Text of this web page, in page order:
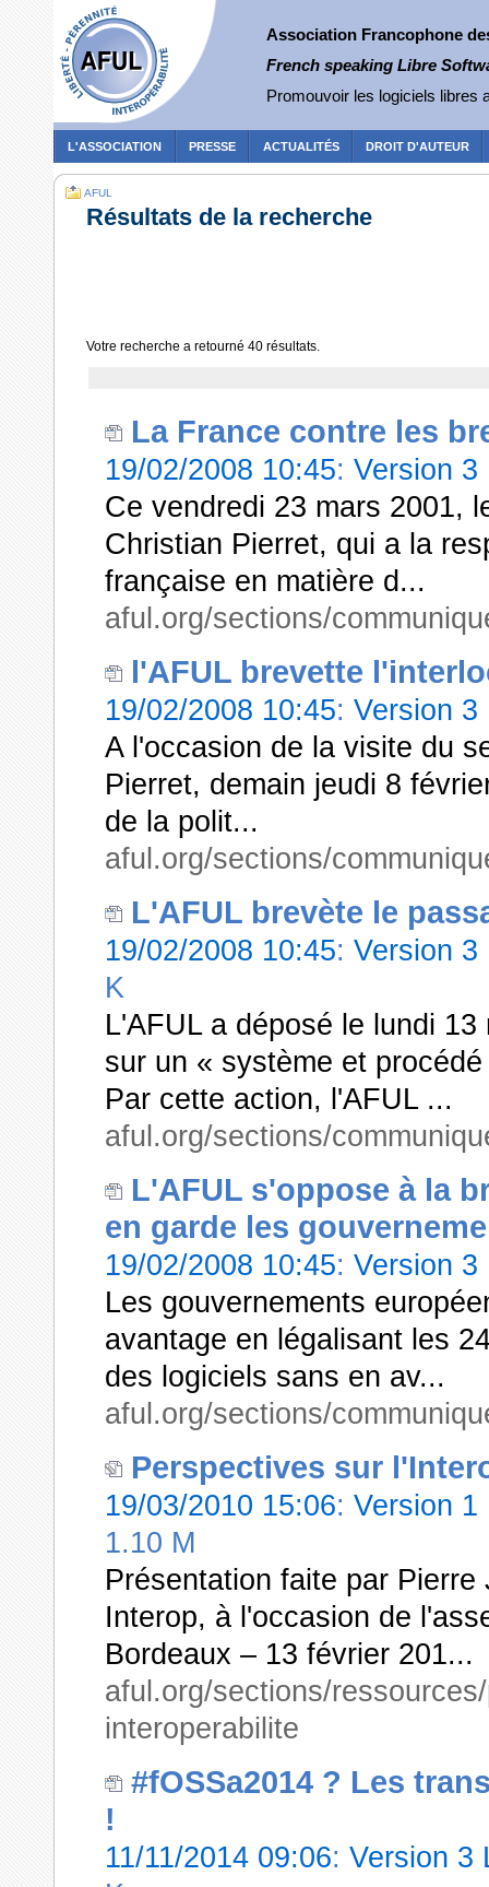
Association Francophone
French speaking Libre
Promouvoir les logiciels libres
L'ASSOCIATION PRESSE ACTUALITÉS DROIT D'AUTEUR
AFUL
Résultats de la recherche
Votre recherche a retourné 40 résultats.
La France contre les
19/02/2008 10:45: Version
Ce vendredi 23 mars 2001,
Christian Pierret, qui a la
française en matière d...
aful.org/sections/
l'AFUL brevette
19/02/2008 10:45: Version
A l'occasion de la visite du
Pierret, demain jeudi 8
de la polit...
aful.org/sections/
L'AFUL brevète le
19/02/2008 10:45: Version
K
L'AFUL a déposé le lundi
sur un « système et
Par cette action, l'AFUL ...
aful.org/sections/
L'AFUL s'oppose à la
en garde les
19/02/2008 10:45: Version
Les gouvernements
avantage en légalisant les
des logiciels sans en av...
aful.org/sections/
Perspectives sur
19/03/2010 15:06: Version
1.10 M
Présentation faite par
Interop, à l'occasion de
Bordeaux – 13 février 201...
aful.org/sections/
interoperabilite
#fOSSa2014 ? Les
!
11/11/2014 09:06: Version 3